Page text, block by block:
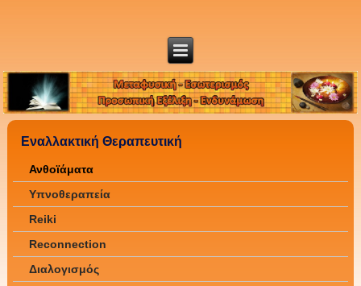
Εναλλακτική Θεραπευτική
Ανθοϊάματα
Υπνοθεραπεία
Reiki
Reconnection
Διαλογισμός